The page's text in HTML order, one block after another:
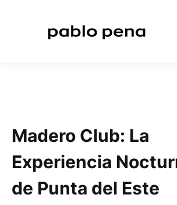
Madero Club: La
Experiencia
de Punta del Este